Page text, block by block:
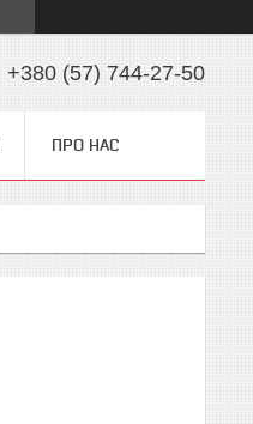
+380 (57) 744-27-50
ПРО НАС